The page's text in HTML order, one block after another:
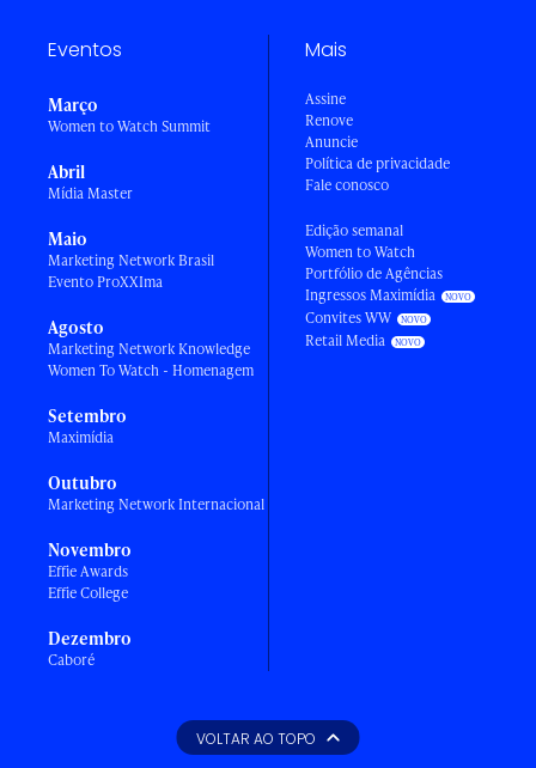
Eventos
Março
Women to Watch Summit
Abril
Mídia Master
Maio
Marketing Network Brasil
Evento ProXXIma
Agosto
Marketing Network Knowledge
Women To Watch - Homenagem
Setembro
Maximídia
Outubro
Marketing Network Internacional
Novembro
Effie Awards
Effie College
Dezembro
Caboré
Mais
Assine
Renove
Anuncie
Política de privacidade
Fale conosco
Edição semanal
Women to Watch
Portfólio de Agências
Ingressos Maximídia
Convites WW
Retail Media
VOLTAR AO TOPO